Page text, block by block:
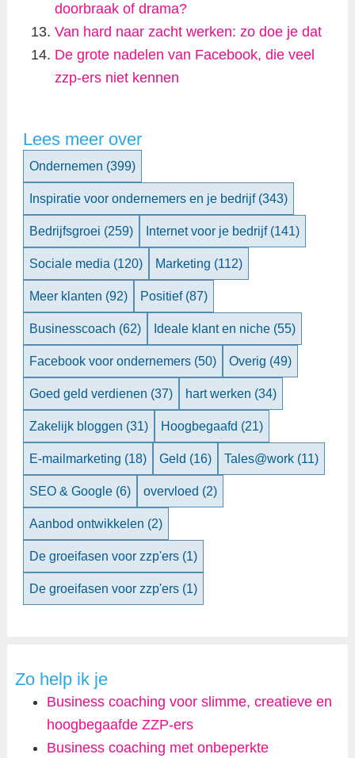
doorbraak of drama?
Van hard naar zacht werken: zo doe je dat
De grote nadelen van Facebook, die veel
zzp-ers niet kennen
Lees meer over
Ondernemen (399)
Inspiratie voor ondernemers en je bedrijf (343)
Bedrijfsgroei (259) Internet voor je bedrijf (141)
Sociale media (120) Marketing (112)
Meer klanten (92) Positief (87)
Businesscoach (62) Ideale klant en niche (55)
Facebook voor ondernemers (50) Overig (49)
Goed geld verdienen (37) hart werken (34)
Zakelijk bloggen (31) Hoogbegaafd (21)
E-mailmarketing (18) Geld (16) Tales@work (11)
SEO & Google (6) overvloed (2)
Aanbod ontwikkelen (2)
De groeifasen voor zzp'ers (1)
De groeifasen voor zzp'ers (1)
Zo help ik je
Business coaching voor slimme, creatieve en
hoogbegaafde ZZP-ers
Business coaching met onbeperkte